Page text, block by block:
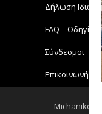
Δήλωση
FAQ – Οδηγίες
Σύνδεσμοι
Michanikos-